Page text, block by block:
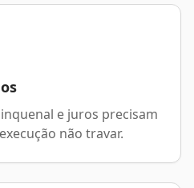
e juros precisam
não travar.